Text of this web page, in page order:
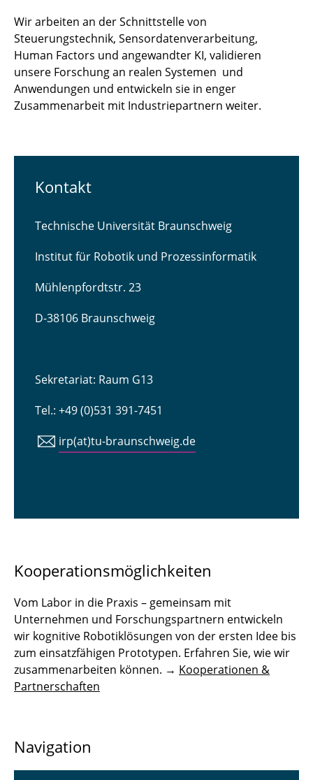
Wir arbeiten an der Schnittstelle von
Steuerungstechnik, Sensordatenverarbeitung,
Human Factors und angewandter KI, validieren
unsere Forschung an realen Systemen und
Anwendungen und entwickeln sie in enger
Zusammenarbeit mit Industriepartnern weiter.
Kontakt
Technische Universität Braunschweig
Institut für Robotik und Prozessinformatik
Mühlenpfordtstr. 23
D-38106 Braunschweig
Sekretariat: Raum G13
Tel.: +49 (0)531 391-7451
irp(at)tu-braunschweig.de
Kooperationsmöglichkeiten
Vom Labor in die Praxis – gemeinsam mit
Unternehmen und Forschungspartnern entwickeln
wir kognitive Robotiklösungen von der ersten Idee bis
zum einsatzfähigen Prototypen. Erfahren Sie, wie wir
zusammenarbeiten können. → Kooperationen &
Partnerschaften
Navigation